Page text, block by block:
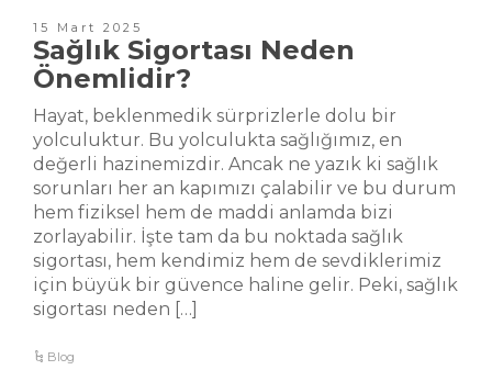
15 Mart 2025
Sağlık Sigortası Neden
Önemlidir?
Hayat, beklenmedik sürprizlerle dolu bir
yolculuktur. Bu yolculukta sağlığımız, en
değerli hazinemizdir. Ancak ne yazık ki sağlık
sorunları her an kapımızı çalabilir ve bu durum
hem fiziksel hem de maddi anlamda bizi
zorlayabilir. İşte tam da bu noktada sağlık
sigortası, hem kendimiz hem de sevdiklerimiz
için büyük bir güvence haline gelir. Peki, sağlık
sigortası neden […]
Blog